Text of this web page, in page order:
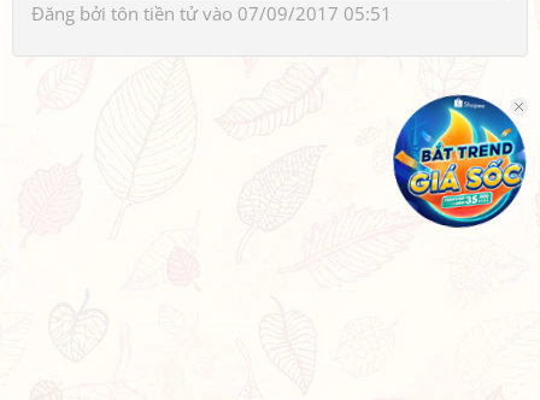
Đăng bởi tôn tiền tửvào 07/09/2017 05:51